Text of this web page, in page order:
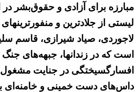
مبارزه برای آزادی و حقوق‌بشر در
لاجوردی، صیاد شیرازی، قاسم
است که در زندانها، جبهه‌های
افسارگسیختگی در جنایت مشغول
داس‌های دست خمینی و خامنه‌ای